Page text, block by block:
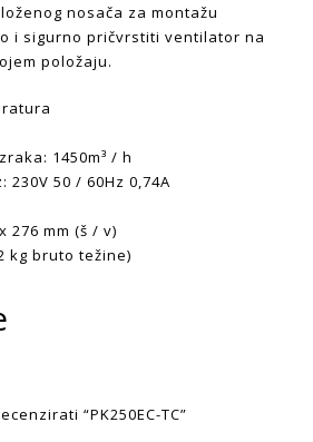
nosača za montažu
i sigurno pričvrstiti ventilator na
položaju.
1450m³ / h
230V 50 / 60Hz 0,74A
276 mm (š / v)
kg bruto težine)
“PK250EC-TC”